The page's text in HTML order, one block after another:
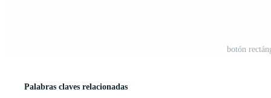
botón
Palabras claves relacionadas